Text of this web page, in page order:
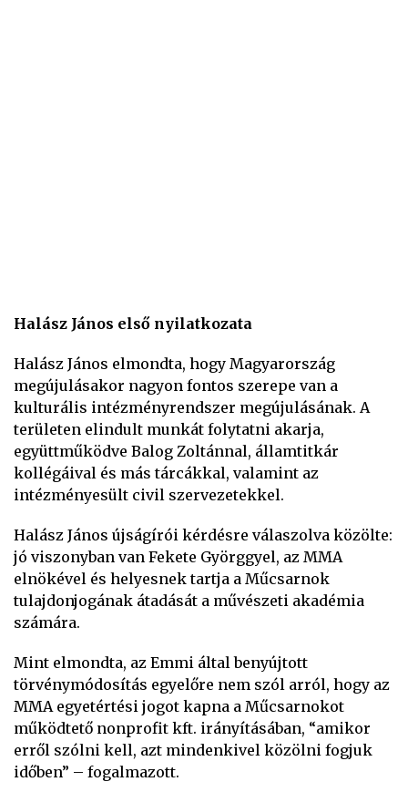
Halász János első nyilatkozata
Halász János elmondta, hogy Magyarország
megújulásakor nagyon fontos szerepe van a
kulturális intézményrendszer megújulásának. A
területen elindult munkát folytatni akarja,
együttműködve Balog Zoltánnal, államtitkár
kollégáival és más tárcákkal, valamint az
intézményesült civil szervezetekkel.
Halász János újságírói kérdésre válaszolva közölte:
jó viszonyban van Fekete Györggyel, az MMA
elnökével és helyesnek tartja a Műcsarnok
tulajdonjogának átadását a művészeti akadémia
számára.
Mint elmondta, az Emmi által benyújtott
törvénymódosítás egyelőre nem szól arról, hogy az
MMA egyetértési jogot kapna a Műcsarnokot
működtető nonprofit kft. irányításában, “amikor
erről szólni kell, azt mindenkivel közölni fogjuk
időben” – fogalmazott.